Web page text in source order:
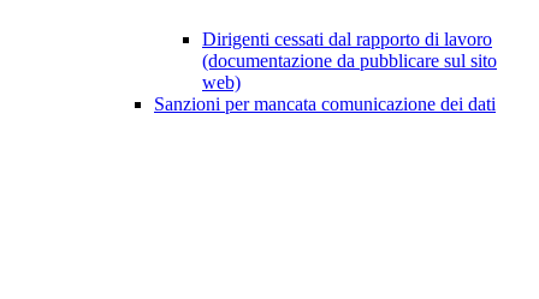
Dirigenti cessati dal rapporto di lavoro
(documentazione da pubblicare sul sito
web)
Sanzioni per mancata comunicazione dei dati